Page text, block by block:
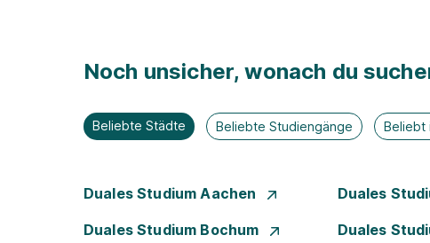
Noch unsicher, wonach du
Beliebte Städte Beliebte Studiengänge Beliebt
Duales Studium Aachen Duales
Duales Studium Bochum Duales